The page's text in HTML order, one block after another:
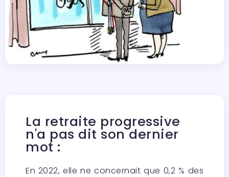
La retraite progressive
n'a pas dit son dernier
mot :
En 2022, elle ne concernait que 0,2 % des